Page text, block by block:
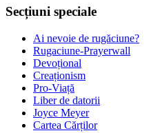
Secțiuni speciale
Ai nevoie de rugăciune?
Rugaciune-Prayerwall
Devoțional
Creaționism
Pro-Viață
Liber de datorii
Joyce Meyer
Cartea Cărților